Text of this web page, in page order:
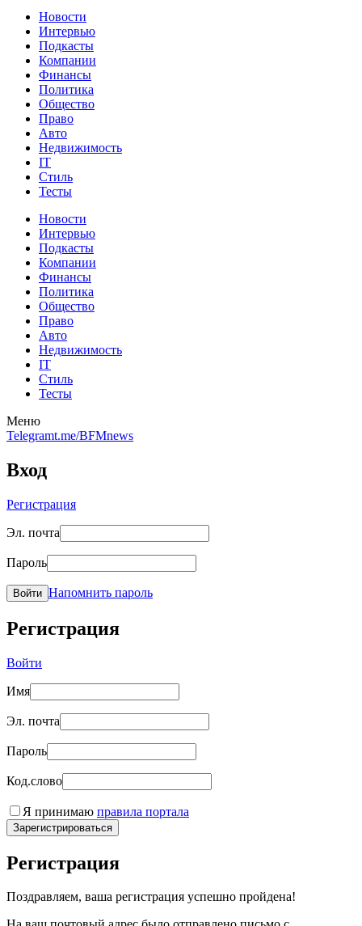
Новости
Интервью
Подкасты
Компании
Финансы
Политика
Общество
Право
Авто
Недвижимость
IT
Стиль
Тесты
Новости
Интервью
Подкасты
Компании
Финансы
Политика
Общество
Право
Авто
Недвижимость
IT
Стиль
Тесты
Меню
Telegramt.me/BFMnews
Вход
Регистрация
Эл. почта
Пароль
Войти Напомнить пароль
Регистрация
Войти
Имя
Эл. почта
Пароль
Код.слово
Я принимаю правила портала
Зарегистрироваться
Регистрация
Поздравляем, ваша регистрация успешно пройдена!